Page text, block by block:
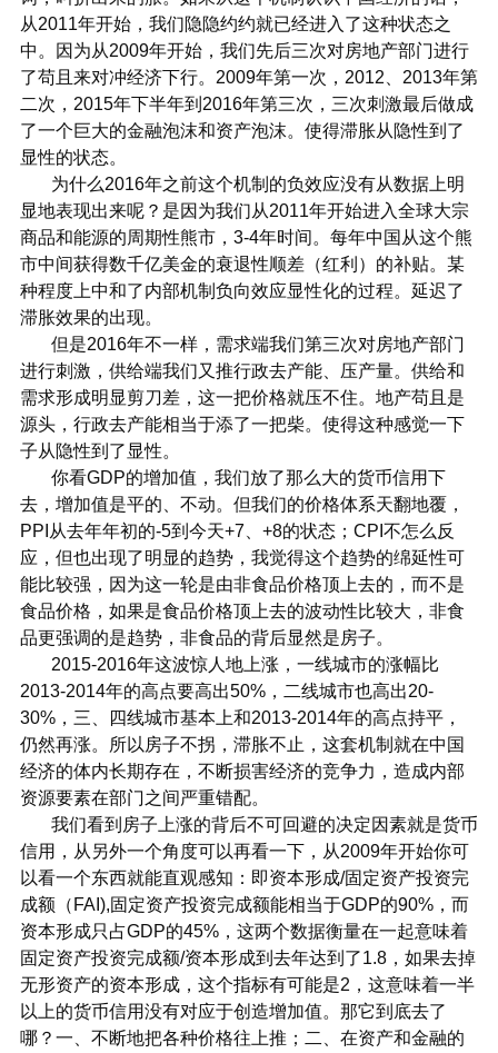
从2011年开始，我们隐隐约约就已经进入了这种状态之
中。因为从2009年开始，我们先后三次对房地产部门进行
了苟且来对冲经济下行。2009年第一次，2012、2013年第
二次，2015年下半年到2016年第三次，三次刺激最后做成
了一个巨大的金融泡沫和资产泡沫。使得滞胀从隐性到了
显性的状态。
为什么2016年之前这个机制的负效应没有从数据上明
显地表现出来呢？是因为我们从2011年开始进入全球大宗
商品和能源的周期性熊市，3-4年时间。每年中国从这个熊
市中间获得数千亿美金的衰退性顺差（红利）的补贴。某
种程度上中和了内部机制负向效应显性化的过程。延迟了
滞胀效果的出现。
但是2016年不一样，需求端我们第三次对房地产部门
进行刺激，供给端我们又推行政去产能、压产量。供给和
需求形成明显剪刀差，这一把价格就压不住。地产苟且是
源头，行政去产能相当于添了一把柴。使得这种感觉一下
子从隐性到了显性。
你看GDP的增加值，我们放了那么大的货币信用下
去，增加值是平的、不动。但我们的价格体系天翻地覆，
PPI从去年年初的-5到今天+7、+8的状态；CPI不怎么反
应，但也出现了明显的趋势，我觉得这个趋势的绵延性可
能比较强，因为这一轮是由非食品价格顶上去的，而不是
食品价格，如果是食品价格顶上去的波动性比较大，非食
品更强调的是趋势，非食品的背后显然是房子。
2015-2016年这波惊人地上涨，一线城市的涨幅比
2013-2014年的高点要高出50%，二线城市也高出20-
30%，三、四线城市基本上和2013-2014年的高点持平，
仍然再涨。所以房子不拐，滞胀不止，这套机制就在中国
经济的体内长期存在，不断损害经济的竞争力，造成内部
资源要素在部门之间严重错配。
我们看到房子上涨的背后不可回避的决定因素就是货币
信用，从另外一个角度可以再看一下，从2009年开始你可
以看一个东西就能直观感知：即资本形成/固定资产投资完
成额（FAI),固定资产投资完成额能相当于GDP的90%，而
资本形成只占GDP的45%，这两个数据衡量在一起意味着
固定资产投资完成额/资本形成到去年达到了1.8，如果去掉
无形资产的资本形成，这个指标有可能是2，这意味着一半
以上的货币信用没有对应于创造增加值。那它到底去了
哪？一、不断地把各种价格往上推；二、在资产和金融的